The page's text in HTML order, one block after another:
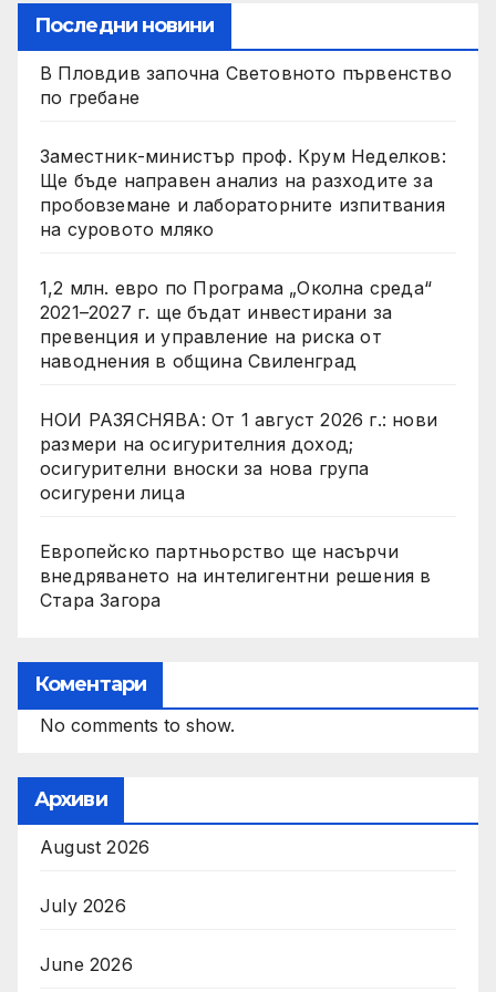
Последни новини
В Пловдив започна Световното първенство
по гребане
Заместник-министър проф. Крум Неделков:
Ще бъде направен анализ на разходите за
пробовземане и лабораторните изпитвания
на суровото мляко
1,2 млн. евро по Програма „Околна среда“
2021–2027 г. ще бъдат инвестирани за
превенция и управление на риска от
наводнения в община Свиленград
НОИ РАЗЯСНЯВА: От 1 август 2026 г.: нови
размери на осигурителния доход;
осигурителни вноски за нова група
осигурени лица
Европейско партньорство ще насърчи
внедряването на интелигентни решения в
Стара Загора
Коментари
No comments to show.
Архиви
August 2026
July 2026
June 2026